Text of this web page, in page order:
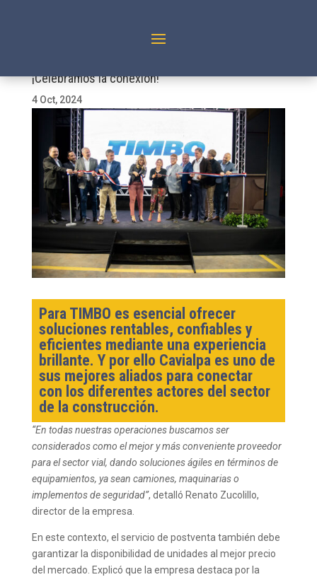
¡Celebramos la conexión!
4 Oct, 2024
Para TIMBO es esencial ofrecer
soluciones rentables, confiables y
eficientes mediante una experiencia
brillante. Y por ello Cavialpa es uno de
sus mejores aliados para conectar
con los diferentes actores del sector
de la construcción.
“En todas nuestras operaciones buscamos ser
considerados como el mejor y más conveniente proveedor
para el sector vial, dando soluciones ágiles en términos de
equipamientos, ya sean camiones, maquinarias o
implementos de seguridad”, detalló Renato Zucolillo,
director de la empresa.
En este contexto, el servicio de postventa también debe
garantizar la disponibilidad de unidades al mejor precio
del mercado. Explicó que la empresa destaca por la